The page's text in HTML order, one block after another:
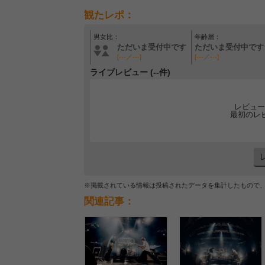
観たレポ：
男女比：
ただいま受付中です
[---／---]
年齢層：
ただいま受付中です
[---／---]
ライブレビュー (--件)
レビュ
最初のレ
※掲載されている情報は投稿されたデータを集計したもので
関連記事：